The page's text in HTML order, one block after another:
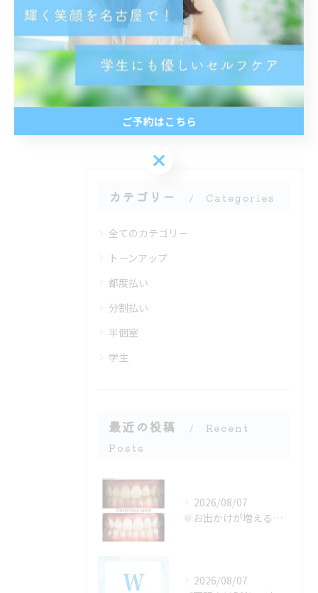
< 前のページ 一覧に戻る 次のページ >
関連タグ
#名古屋
カテゴリー Categories
全てのカテゴリー
トーンアップ
都度払い
分割払い
半個室
学生
最近の投稿
Recent
Posts
2026/08/07
🌞お出かけが増える季節、口元の準備できてる？🦷✨
2026/08/07
ご予約はこちら
ご予約はこちら